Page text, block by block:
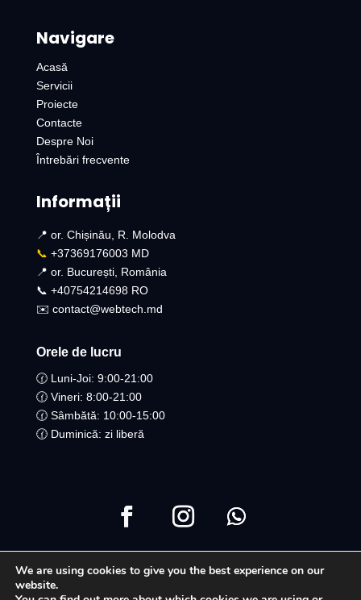
Navigare
Acasă
Servicii
Proiecte
Contacte
Despre Noi
Întrebări frecvente
Informații
📍 or. Chișinău, R. Molodva
📞 +37369176003 MD
📍 or. București, România
📞 +40754214698 RO​
✉️ contact@webtech.md
Orele de lucru
🕜 Luni-Joi: 9:00-21:00
🕜 Vineri: 8:00-21:00
🕜 Sâmbătă: 10:00-15:00
🕜 Duminică: zi liberă
Copyright ©2021 Toate drepturile Rezervate | WebTech
We are using cookies to give you the best experience on our
website.